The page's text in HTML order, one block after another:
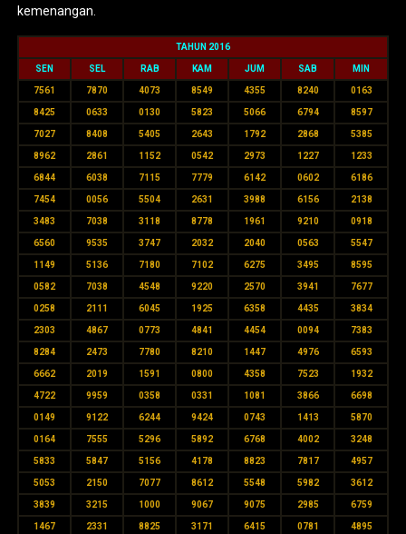
kemenangan.
TAHUN 2016
SEN SEL RAB KAM JUM SAB MIN
7561 7870 4073 8549 4355 8240 0163
8425 0633 0130 5823 5066 6794 8597
7027 8408 5405 2643 1792 2868 5385
8962 2861 1152 0542 2973 1227 1233
6844 6038 7115 7779 6142 0602 6186
7454 0056 5504 2631 3988 6156 2138
3483 7038 3118 8778 1961 9210 0918
6560 9535 3747 2032 2040 0563 5547
1149 5136 7180 7102 6275 3495 8595
0582 7038 4548 9220 2570 3941 7677
0258 2111 6045 1925 6358 4435 3834
2303 4867 0773 4841 4454 0094 7383
8284 2473 7780 8210 1447 4976 6593
6662 2019 1591 0800 4358 7523 1932
4722 9959 0358 0331 1081 3866 6698
0149 9122 6244 9424 0743 1413 5870
0164 7555 5296 5892 6768 4002 3248
5833 5847 5156 4178 8823 7817 4957
5053 2150 7077 8612 5548 5982 3612
3839 3215 1000 9067 9075 2985 6759
1467 2331 8825 3171 6415 0781 4895